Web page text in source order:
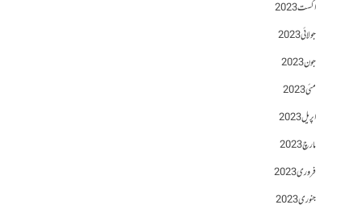
اگست 2023
جولائی 2023
جون 2023
مئی 2023
اپریل 2023
مارچ 2023
فروری 2023
جنوری 2023